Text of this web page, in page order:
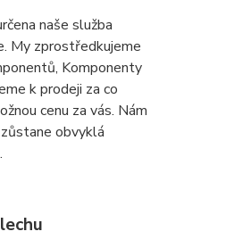
naše služba
My zprostředkujeme
Komponenty
k prodeji za co
cenu za vás. Nám
obvyklá